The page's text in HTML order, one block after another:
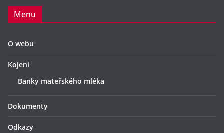
Menu
O webu
Kojení
Banky mateřského mléka
Dokumenty
Odkazy